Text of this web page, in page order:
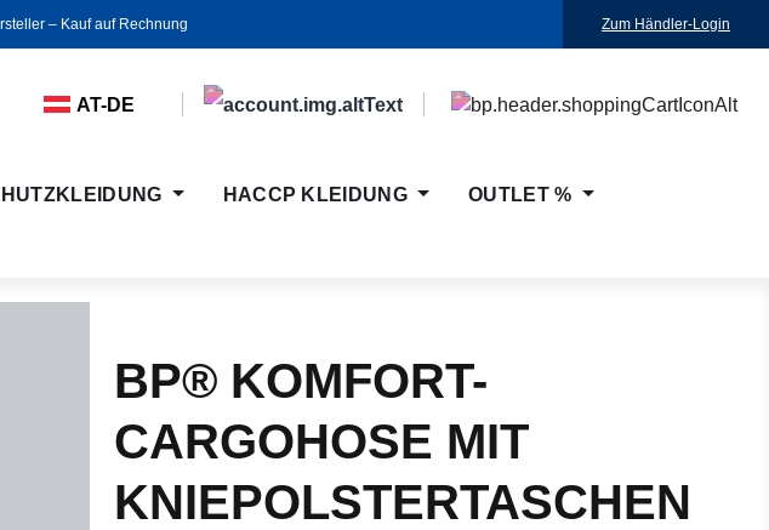
‒ Kauf auf Rechnung Zum Händler-Login
AT-DE
HACCP KLEIDUNG OUTLET %
BP® KOMFORT-
CARGOHOSE MIT
KNIEPOLSTERTASCHEN